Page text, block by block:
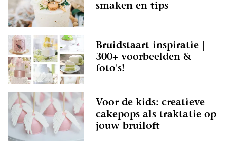
smaken en tips
Bruidstaart inspiratie |
300+ voorbeelden &
foto's!
Voor de kids: creatieve
cakepops als traktatie op
jouw bruiloft